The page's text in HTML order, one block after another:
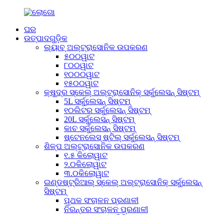
ଘର
ଉତ୍ପାଦଗୁଡ଼ିକ
ଲ୍ୟାବ୍ ଅଲ୍ଟ୍ରାସୋନିକ ଉପକରଣ
୫୦୦ୱାଟ
୮୦୦ୱାଟ
୧୦୦୦ୱାଟ
୧୫୦୦ୱାଟ
କ୍ଷୁଦ୍ର ସ୍କେଲ୍ ଅଲ୍ଟ୍ରାସୋନିକ୍ ସର୍କୁଲେସନ୍ ସିଷ୍ଟମ୍
5L ସର୍କୁଲେସନ୍ ସିଷ୍ଟମ୍
୧୦ଲିଟର ସର୍କୁଲେସନ୍ ସିଷ୍ଟମ୍
20L ସର୍କୁଲେସନ୍ ସିଷ୍ଟମ୍
କାଚ ସର୍କୁଲେସନ୍ ସିଷ୍ଟମ୍
ଷ୍ଟେନଲେସ୍ ଷ୍ଟିଲ୍ ସର୍କୁଲେସନ୍ ସିଷ୍ଟମ୍
ଶିଳ୍ପ ଅଲ୍ଟ୍ରାସୋନିକ ଉପକରଣ
୧.୫ କିଲୋୱାଟ
୨.୦କିଲୋୱାଟ
୩.୦କିଲୋୱାଟ
ଇଣ୍ଡଷ୍ଟ୍ରିଆଲ୍ ସ୍କେଲ୍ ଅଲ୍ଟ୍ରାସୋନିକ୍ ସର୍କୁଲେସନ୍
ସିଷ୍ଟମ୍
ପୃଥକ ସଂଚାଳନ ପ୍ରଣାଳୀ
ନିରନ୍ତର ସଂଚାଳନ ପ୍ରଣାଳୀ